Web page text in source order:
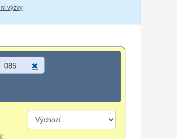
výzvy
085